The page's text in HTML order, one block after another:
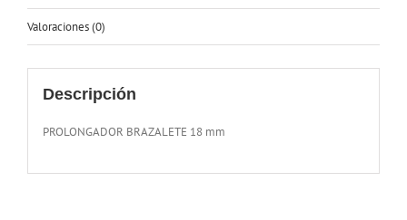
Valoraciones (0)
Descripción
PROLONGADOR BRAZALETE 18 mm